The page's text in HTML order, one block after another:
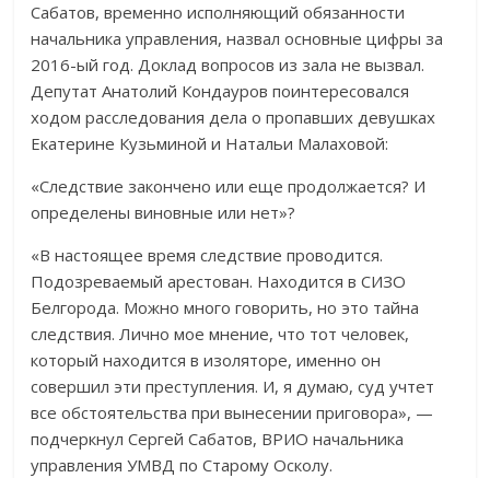
Сабатов, временно исполняющий обязанности
начальника управления, назвал основные цифры за
2016-ый год. Доклад вопросов из зала не вызвал.
Депутат Анатолий Кондауров поинтересовался
ходом расследования дела о пропавших девушках
Екатерине Кузьминой и Натальи Малаховой:
«Следствие закончено или еще продолжается? И
определены виновные или нет»?
«В настоящее время следствие проводится.
Подозреваемый арестован. Находится в СИЗО
Белгорода. Можно много говорить, но это тайна
следствия. Лично мое мнение, что тот человек,
который находится в изоляторе, именно он
совершил эти преступления. И, я думаю, суд учтет
все обстоятельства при вынесении приговора», —
подчеркнул Сергей Сабатов, ВРИО начальника
управления УМВД по Старому Осколу.